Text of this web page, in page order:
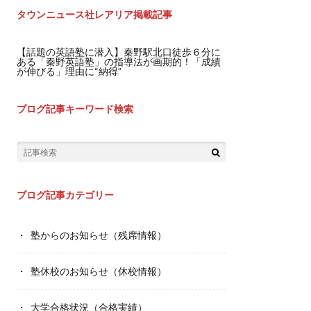
タウンニュース社レアリア掲載記事
【話題の英語塾に潜入】秦野駅北口徒歩６分に
ある「秦野英語塾」の指導法が画期的！「成績
が伸びる」理由に“納得”
ブログ記事キーワード検索
ブログ記事カテゴリー
塾からのお知らせ（残席情報）
塾休校のお知らせ（休校情報）
大学合格状況（合格実績）